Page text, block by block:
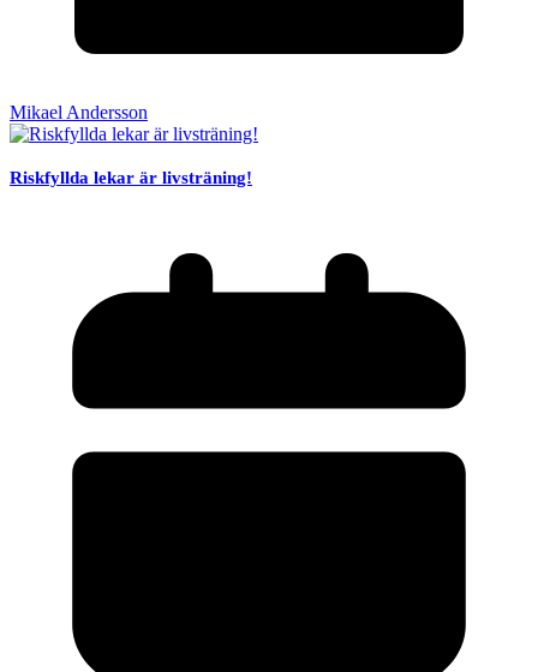
Mikael Andersson
Riskfyllda lekar är livsträning!